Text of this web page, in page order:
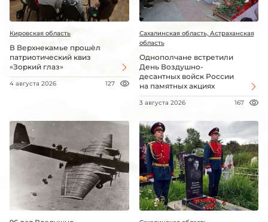
Кировская область
В Верхнекамье прошёл
патриотический квиз
«Зоркий глаз»
4 августа 2026 127
Сахалинская область, Астраханская
область
Однополчане встретили
День Воздушно-
десантных войск России
на памятных акциях
3 августа 2026 167